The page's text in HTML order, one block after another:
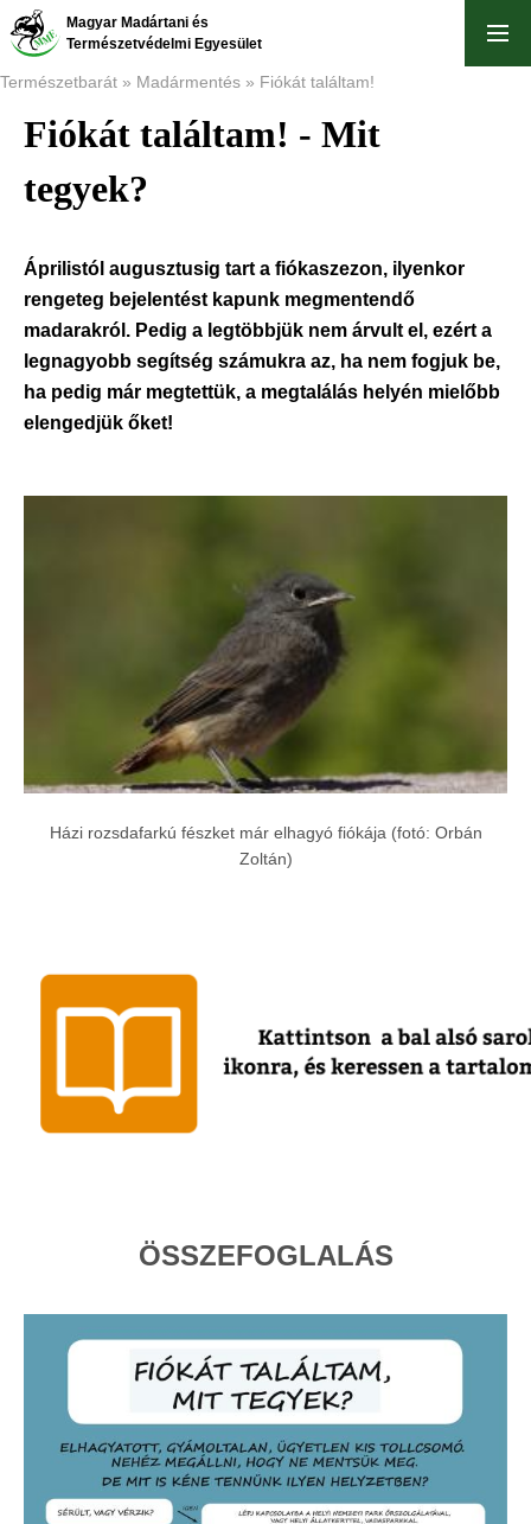
Ugrás
tartalomra
Magyar Madártani és
Természetvédelmi Egyesület
Morzsa
Természetbarát Madármentés Fiókát találtam!
Fiókát találtam! - Mit
tegyek?
Áprilistól augusztusig tart a fiókaszezon, ilyenkor
rengeteg bejelentést kapunk megmentendő
madarakról. Pedig a legtöbbjük nem árvult el, ezért a
legnagyobb segítség számukra az, ha nem fogjuk be,
ha pedig már megtettük, a megtalálás helyén mielőbb
elengedjük őket!
Házi rozsdafarkú fészket már elhagyó fiókája (fotó: Orbán
Zoltán)
ÖSSZEFOGLALÁS